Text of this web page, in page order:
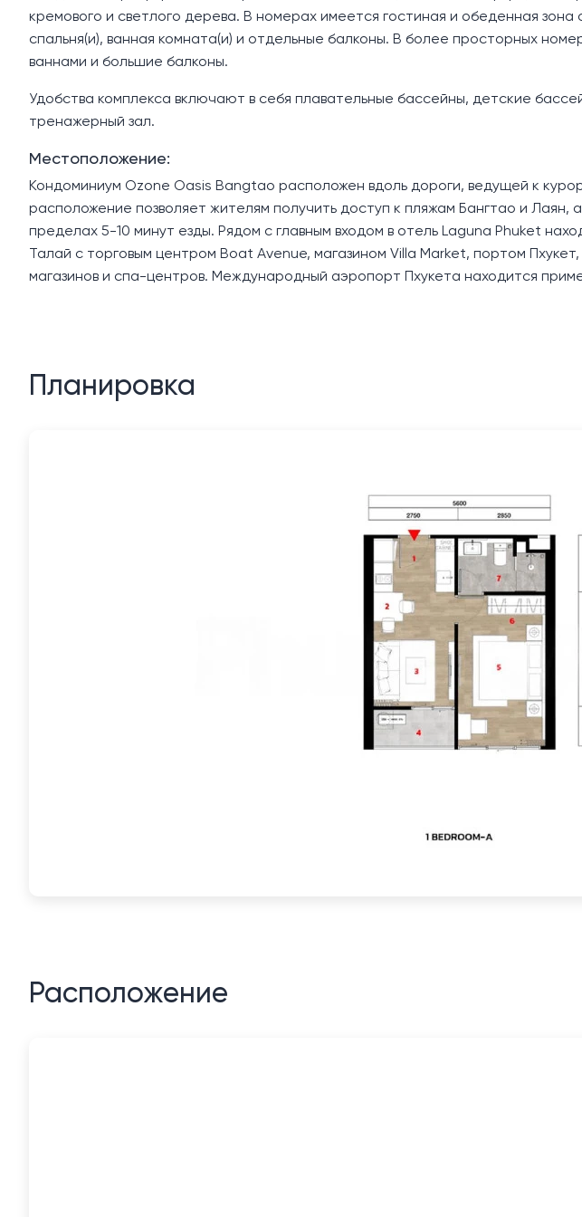
кремового и светлого дерева. В номерах имеется гостиная и обеденная зона
спальня(и), ванная комната(и) и отдельные балконы. В более просторных
ваннами и большие балконы.
Удобства комплекса включают в себя плавательные бассейны, детские
тренажерный зал.
Местоположение:
Кондоминиум Ozone Oasis Bangtao расположен вдоль дороги, ведущей к
расположение позволяет жителям получить доступ к пляжам Бангтао и Лаян,
пределах 5-10 минут езды. Рядом с главным входом в отель Laguna Phuket
Талай с торговым центром Boat Avenue, магазином Villa Market, портом
магазинов и спа-центров. Международный аэропорт Пхукета находится
Планировка
Расположение